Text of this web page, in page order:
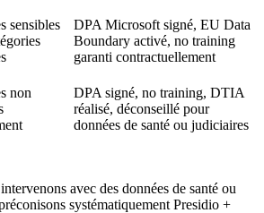
sensibles
DPA Microsoft signé, EU Data
Boundary activé, no training
garanti contractuellement
non
DPA signé, no training, DTIA
réalisé, déconseillé pour
données de santé ou judiciaires
avec des données de santé ou
systématiquement Presidio +